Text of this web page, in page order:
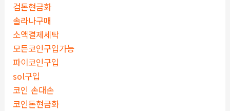
검돈현금화
솔라나구매
소액결제세탁
모든코인구입가능
파이코인구입
sol구입
코인 손대손
코인돈현금화